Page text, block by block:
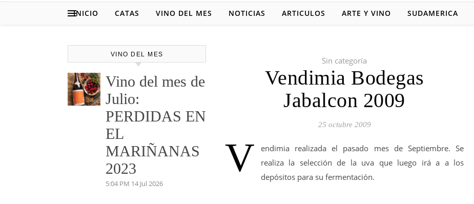
INICIO CATAS VINO DEL MES NOTICIAS ARTICULOS ARTE Y VINO SUDAMERICA
VINO DEL MES
Vino del mes de
Julio:
PERDIDAS EN
EL
MARIÑANAS
2023
5:04 PM 14 Jul 2026
Sin categoría
Vendimia Bodegas
Jabalcon 2009
25 octubre 2009
V
endimia realizada el pasado mes de Septiembre. Se
realiza la selección de la uva que luego irá a a los
depósitos para su fermentación.